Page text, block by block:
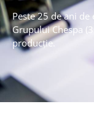
Peste 25 de ani
Grupului Chespa
producție.